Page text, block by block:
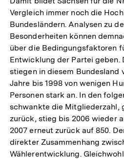
Vergleich immer noch die
Bundesländern. Analysen zu
Besonderheiten können
über die Bedingungsfaktoren
Entwicklung der Partei geben.
stiegen in diesem Bundesland
Jahre bis 1998 von wenigen
Personen stark an. In den
schwankte die Mitgliederzahl,
zurück, stieg bis 2006 wieder
2007 erneut zurück auf 850.
direkter Zusammenhang
Wählerentwicklung.